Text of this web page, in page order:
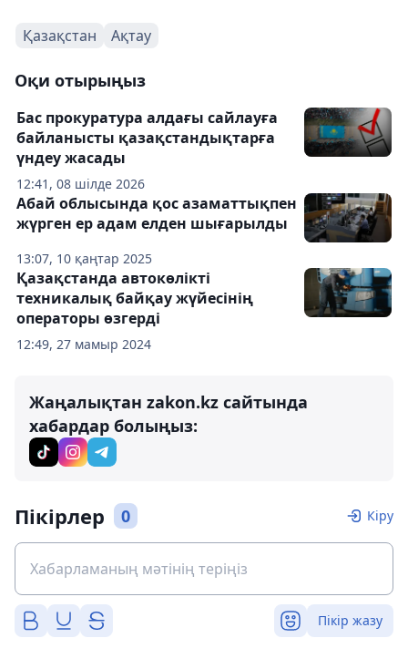
Қазақстан Ақтау
Оқи отырыңыз
12:41, 08 шілде 2026
Бас прокуратура алдағы сайлауға
байланысты қазақстандықтарға
үндеу жасады
13:07, 10 қаңтар 2025
Абай облысында қос азаматтықпен
жүрген ер адам елден шығарылды
12:49, 27 мамыр 2024
Қазақстанда автокөлікті
техникалық байқау жүйесінің
операторы өзгерді
Жаңалықтан zakon.kz сайтында
хабардар болыңыз:
Пікірлер 0 Кіру
Пікір жазу